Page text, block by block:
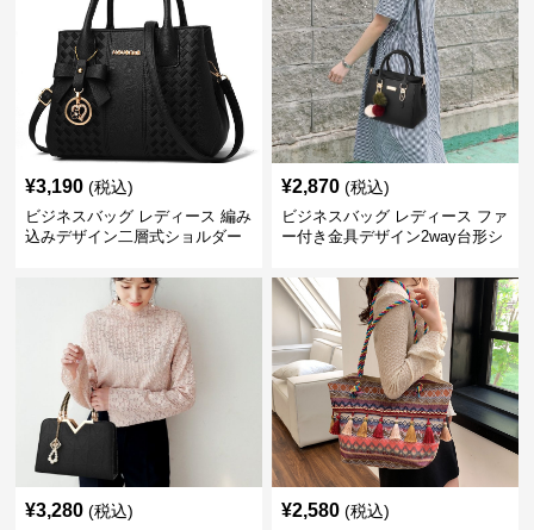
¥3,190 (税込)
ビジネスバッグ レディース 編み
込みデザイン二層式ショルダー
¥2,870 (税込)
ビジネスバッグ レディース ファ
ー付き金具デザイン2way台形シ
¥3,280 (税込) ¥2,580 (税込)